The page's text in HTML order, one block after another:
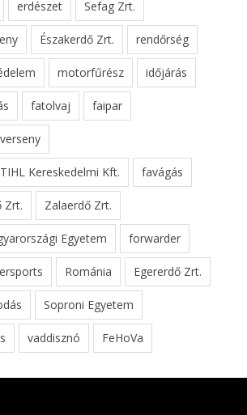
erdészet Sefag Zrt.
Északerdő Zrt. rendőrség
motorfűrész időjárás
fatolvaj faipar
Kereskedelmi Kft. favágás
Zrt. Zalaerdő Zrt.
Egyetem forwarder
Románia Egererdő Zrt.
Soproni Egyetem
vaddisznó FeHoVa